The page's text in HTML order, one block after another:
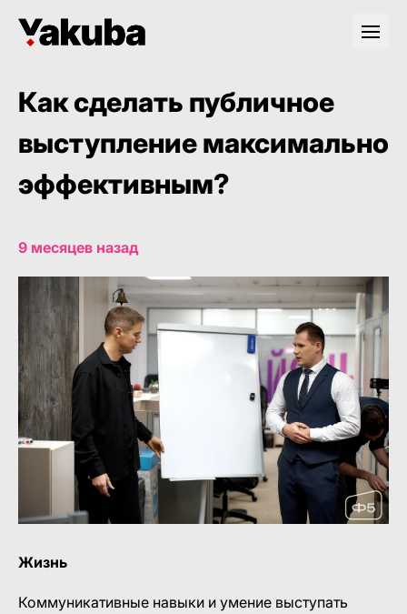
Как сделать публичное
выступление максимально
эффективным?
9 месяцев назад
Жизнь
Коммуникативные навыки и умение выступать